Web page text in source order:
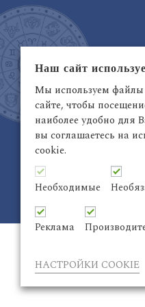
Латвия, Рига,+371
Электронный адрес:
ASTRODATA
Inter@ktiv|
Наш сайт
Мы используем
сайте, чтобы
наиболее удобно для
вы соглашаетесь на
cookie.
Необходимые
Реклама
НАСТРОЙКИ COOKIE